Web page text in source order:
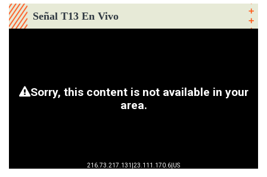
Señal T13 En Vivo